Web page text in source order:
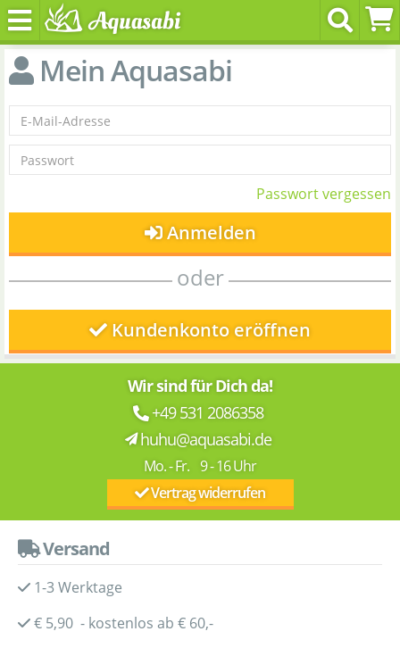
Mein Aquasabi
Passwort vergessen
Anmelden
oder
Kundenkonto eröffnen
Wir sind für Dich da!
+49 531 2086358
huhu@aquasabi.de
Mo. - Fr. 9 - 16 Uhr
Vertrag widerrufen
Versand
1-3 Werktage
€ 5,90 - kostenlos ab € 60,-